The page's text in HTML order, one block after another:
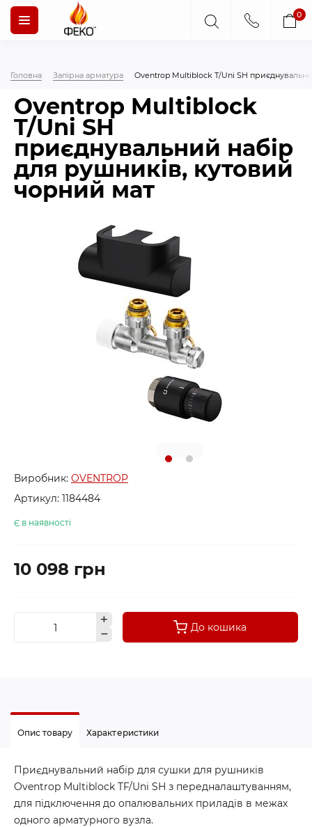
0
Головна Запірна арматура Oventrop Multiblock T/Uni SH
Oventrop Multiblock
T/Uni SH
приєднувальний набір
для рушників, кутовий
чорний мат
Виробник: OVENTROP
Артикул: 1184484
Є в наявності
10 098 грн
До кошика
Опис товару Характеристики
Приєднувальний набір для сушки для рушників
Oventrop Multiblock TF/Uni SH з передналаштуванням,
для підключення до опалювальних приладів в межах
одного арматурного вузла.